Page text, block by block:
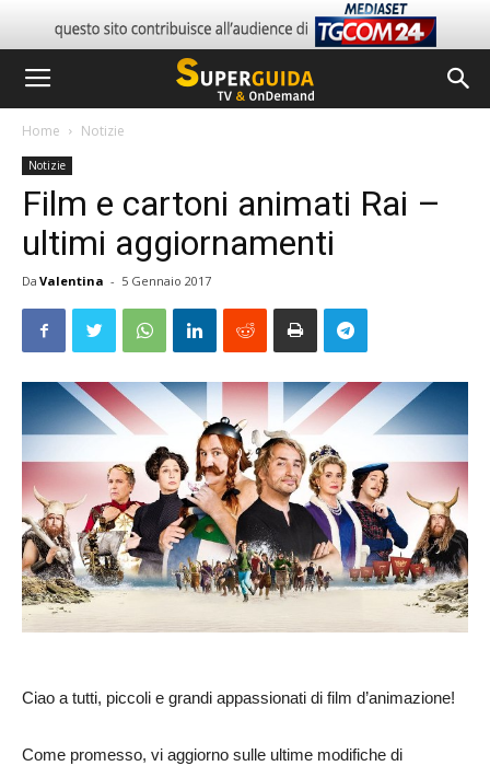
Home Notizie
Notizie
Film e cartoni animati Rai –
ultimi aggiornamenti
Da Valentina - 5 Gennaio 2017
Ciao a tutti, piccoli e grandi appassionati di film d’animazione!
Come promesso, vi aggiorno sulle ultime modifiche di